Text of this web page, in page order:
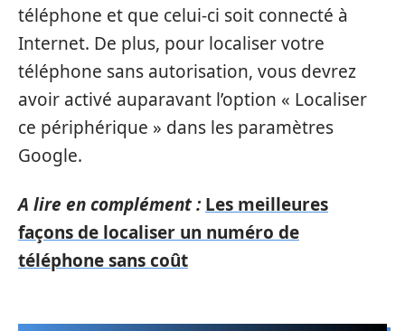
téléphone et que celui-ci soit connecté à
Internet. De plus, pour localiser votre
téléphone sans autorisation, vous devrez
avoir activé auparavant l’option « Localiser
ce périphérique » dans les paramètres
Google.
A lire en complément : Les meilleures
façons de localiser un numéro de
téléphone sans coût